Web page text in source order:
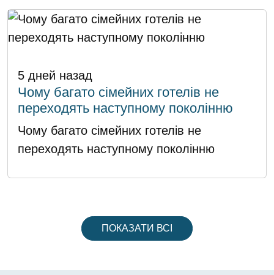
5 дней назад
Чому багато сімейних готелів не
переходять наступному поколінню
Чому багато сімейних готелів не
переходять наступному поколінню
ПОКАЗАТИ ВСІ